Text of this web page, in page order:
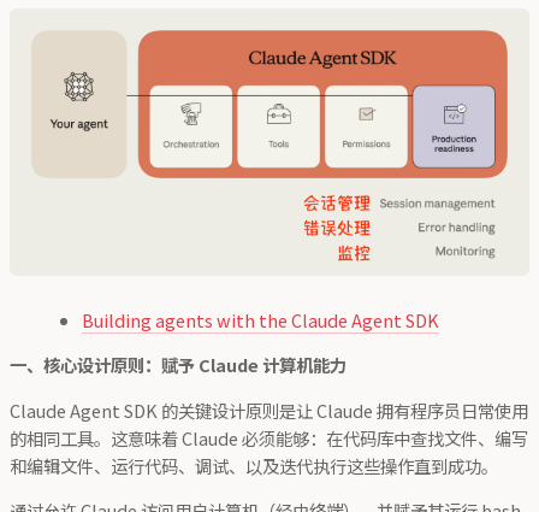
Building agents with the Claude Agent SDK
一、核心设计原则：赋予 Claude 计算机能力
Claude Agent SDK 的关键设计原则是让 Claude 拥有程序员日常使用
的相同工具。这意味着 Claude 必须能够：在代码库中查找文件、编写
和编辑文件、运行代码、调试、以及迭代执行这些操作直到成功。